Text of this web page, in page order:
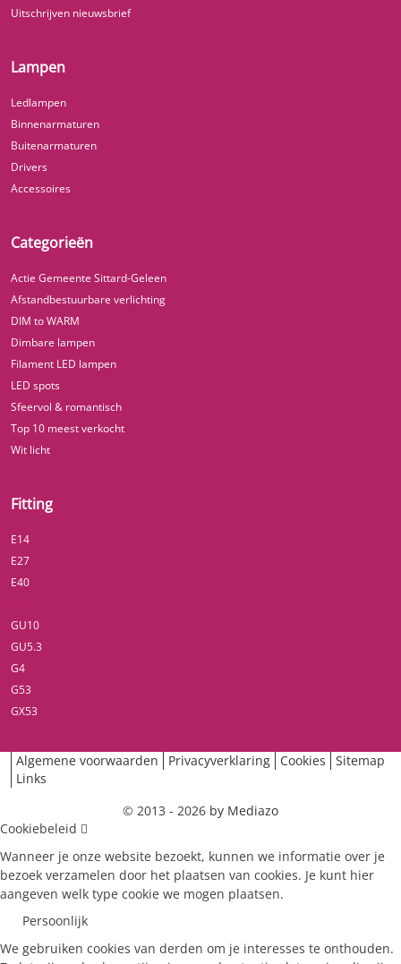
Uitschrijven nieuwsbrief
Lampen
Ledlampen
Binnenarmaturen
Buitenarmaturen
Drivers
Accessoires
Categorieën
Actie Gemeente Sittard-Geleen
Afstandbestuurbare verlichting
DIM to WARM
Dimbare lampen
Filament LED lampen
LED spots
Sfeervol & romantisch
Top 10 meest verkocht
Wit licht
Fitting
E14
E27
E40
GU10
GU5.3
G4
G53
GX53
Algemene voorwaarden Privacyverklaring Cookies
Sitemap
Links
© 2013 - 2026 by Mediazo
Cookiebeleid
Wanneer je onze website bezoekt, kunnen we informatie over je
bezoek verzamelen door het plaatsen van cookies. Je kunt hier
aangeven welk type cookie we mogen plaatsen.
Persoonlijk
We gebruiken cookies van derden om je interesses te onthouden.